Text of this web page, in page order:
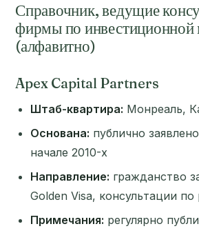
Справочник, ведущие
фирмы по инвестиционной
(алфавитно)
Apex Capital Partners
Штаб-квартира: Монреаль,
Основана: публично
начале 2010-х
Направление: гражданство
Golden Visa, консультации по
Примечания: регулярно